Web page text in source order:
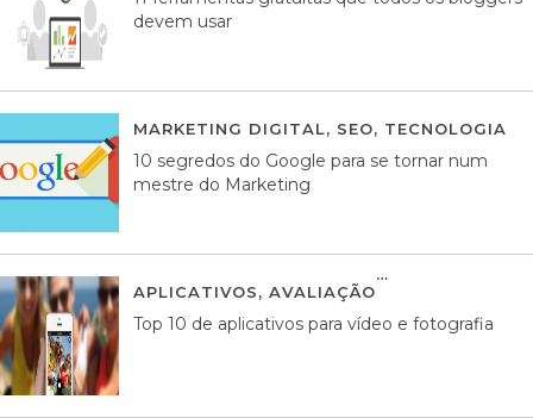
devem usar
MARKETING DIGITAL, SEO, TECNOLOGIA
10 segredos do Google para se tornar num
mestre do Marketing
APLICATIVOS, AVALIAÇÃO
Top 10 de aplicativos para vídeo e fotografia